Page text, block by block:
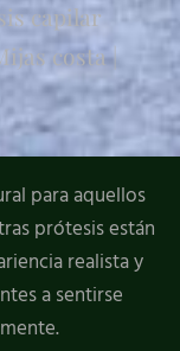
capilar
costa |
para aquellos
prótesis están
realista y
a sentirse